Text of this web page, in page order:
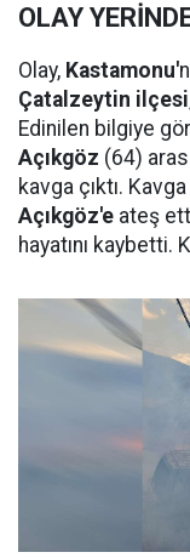
OLAY
Olay, Kastamonu'
Çatalzeytin ilçesi
Edinilen bilgiye
Açıkgöz (64)
kavga çıktı.
Açıkgöz'e ateş
hayatını kaybetti.